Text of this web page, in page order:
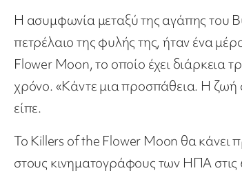
Η ασυμφωνία μεταξύ της αγάπης του
πετρέλαιο της φυλής της, ήταν ένα
Flower Moon, το οποίο έχει διάρκεια
χρόνο. «Κάντε μια προσπάθεια. Η ζωή
είπε.
Το Killers of the Flower Moon θα κάνει
στους κινηματογράφους των ΗΠΑ